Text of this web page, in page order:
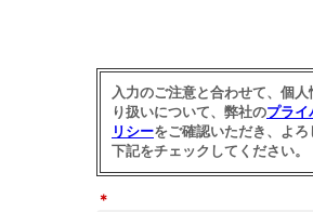
入力のご注意と合わせて、個人
り扱いについて、弊社のプライ
リシーをご確認いただき、よろ
下記をチェックしてください。
＊